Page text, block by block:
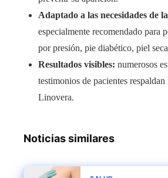
Adaptado a las necesidades de
especialmente recomendado para
por presión, pie diabético, piel
Resultados visibles: numerosos
testimonios de pacientes
Linovera.
Noticias similares